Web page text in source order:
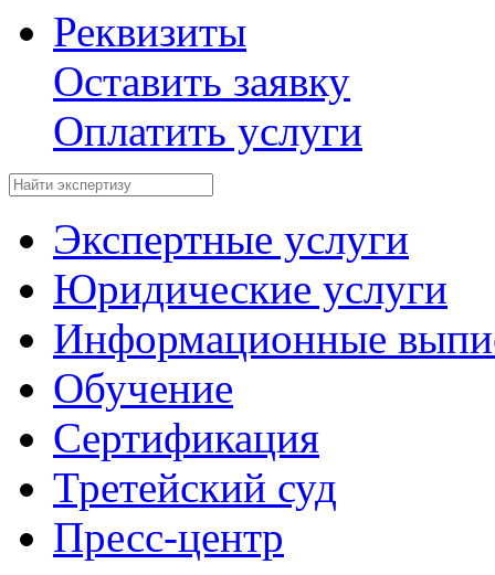
Реквизиты
Оставить заявку
Оплатить услуги
Экспертные услуги
Юридические услуги
Информационные
Обучение
Сертификация
Третейский суд
Пресс-центр